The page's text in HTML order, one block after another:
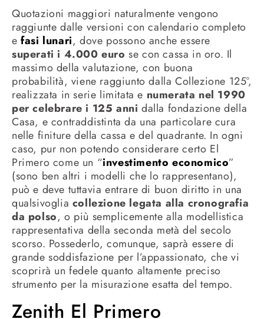
Quotazioni maggiori naturalmente vengono
raggiunte dalle versioni con calendario completo
efasi lunari, dove possono anche essere
superati i 4.000 euro se con cassa in oro. Il
massimo della valutazione, con buona
probabilità, viene raggiunto dalla Collezione 125°,
realizzata in serie limitata e numerata nel 1990
per celebrare i 125 anni dalla fondazione della
Casa, e contraddistinta da una particolare cura
nelle finiture della cassa e del quadrante. In ogni
caso, pur non potendo considerare certo El
Primero come un “investimento economico”
(sono ben altri i modelli che lo rappresentano),
può e deve tuttavia entrare di buon diritto in una
qualsivoglia collezione legata alla cronografia
da polso, o più semplicemente alla modellistica
rappresentativa della seconda metà del secolo
scorso. Possederlo, comunque, saprà essere di
grande soddisfazione per l’appassionato, che vi
scoprirà un fedele quanto altamente preciso
strumento per la misurazione esatta del tempo.
Zenith El Primero